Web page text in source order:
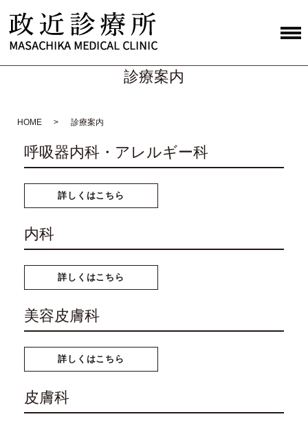
診療案内
HOME 診療案内
呼吸器内科・アレルギー科
詳しくはこちら
内科
詳しくはこちら
美容皮膚科
詳しくはこちら
皮膚科